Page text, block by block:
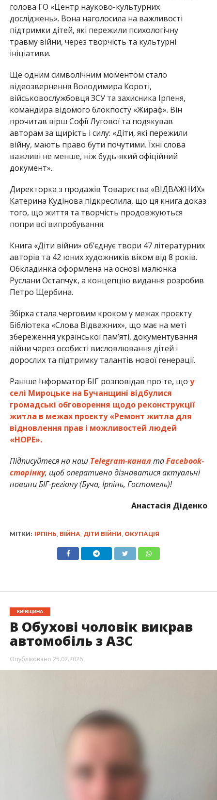
голова ГО «Центр науково-культурних
досліджень». Вона наголосила на важливості
підтримки дітей, які пережили психологічну
травму війни, через творчість та культурні
ініціативи.
Ще одним символічним моментом стало
відеозвернення Володимира Короті,
військовослужбовця ЗСУ та захисника Ірпеня,
командира відомого блокпосту «Жираф». Він
прочитав вірш Софії Лугової та подякував
авторам за щирість і силу: «Діти, які пережили
війну, мають право бути почутими. Їхні слова
важливі не менше, ніж будь-який офіційний
документ».
Директорка з продажів Товариства «ВІДВАЖНИХ»
Катерина Кудінова підкреслила, що ця книга доказ
того, що життя та творчість продовжуються
попри всі випробування.
Книга «Діти війни» об’єднує твори 47 літературних
авторів та 42 юних художників віком від 8 років.
Обкладинка оформлена на основі малюнка
Руслани Остапчук, а концепцію видання розробив
Петро Щербина.
Збірка стала черговим кроком у межах проєкту
Бібліотека «Слова Відважних», що має на меті
збереження української пам’яті, документування
війни через особисті висловлювання дітей і
дорослих та підтримку талантів нової генерації.
Раніше Інформатор БІГ розповідав про те, що у
селі Мироцьке на Бучанщині відбулися
громадські обговорення щодо реконструкції
житла в межах проєкту «Ремонт житла для
відновлення прав і можливостей людей
«HOPE».
Підписуйтеся на наш Telegram-каналтаFacebook-
сторінку, щоб оперативно дізнаватися актуальні
новини БІГ-регіону (Буча, Ірпінь, Гостомель)!
Анастасія Діденко
МІТКИ: ІРПІНЬ ВІЙНА ДІТИ ВІЙНИ ОКУПАЦІЯ
КИЇВЩИНА
В Обухові чоловік викрав
автомобіль з АЗС
Опубліковано 25.02.2026